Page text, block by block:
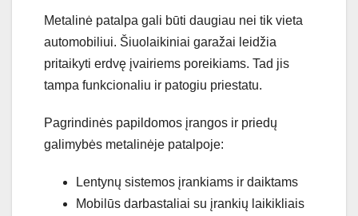
Metalinė patalpa gali būti daugiau nei tik vieta
automobiliui. Šiuolaikiniai garažai leidžia
pritaikyti erdvę įvairiems poreikiams. Tad jis
tampa funkcionaliu ir patogiu priestatu.
Pagrindinės papildomos įrangos ir priedų
galimybės metalinėje patalpoje:
Lentynų sistemos įrankiams ir daiktams
Mobilūs darbastaliai su įrankių laikikliais